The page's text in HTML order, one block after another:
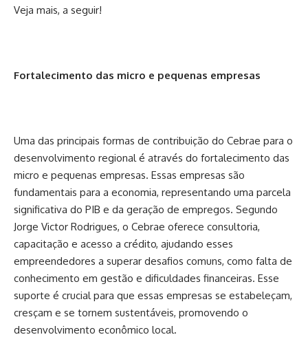
Veja mais, a seguir!
Fortalecimento das micro e pequenas empresas
Uma das principais formas de contribuição do Cebrae para o
desenvolvimento regional é através do fortalecimento das
micro e pequenas empresas. Essas empresas são
fundamentais para a economia, representando uma parcela
significativa do PIB e da geração de empregos. Segundo
Jorge Victor Rodrigues, o Cebrae oferece consultoria,
capacitação e acesso a crédito, ajudando esses
empreendedores a superar desafios comuns, como falta de
conhecimento em gestão e dificuldades financeiras. Esse
suporte é crucial para que essas empresas se estabeleçam,
cresçam e se tornem sustentáveis, promovendo o
desenvolvimento econômico local.